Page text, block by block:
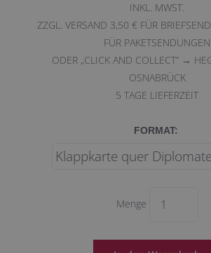
INKL. MWST.
ZZGL. VERSAND 3,50 € FÜR
FÜR PAKETSENDUNGEN
ODER „CLICK AND COLLECT“ →
OSNABRÜCK
5 TAGE LIEFERZEIT
FORMAT:
Menge